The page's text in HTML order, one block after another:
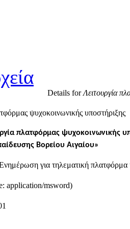
Details forΛειτουργία
ψυχοκοινωνικής υποστήριξης
πλατφόρμας ψυχοκοινωνικής
Βορείου Αιγαίου»
για τηλεματική
application/msword)